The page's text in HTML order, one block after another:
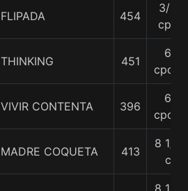
FLIPADA 454
3/4
cpo
THINKING 451
6
cpos.
VIVIR CONTENTA 396
6
cpos.
MADRE COQUETA 413
8 1/4
c
8 1/4